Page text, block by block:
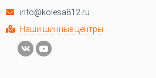
info@kolesa812.ru
Наши шинные центры